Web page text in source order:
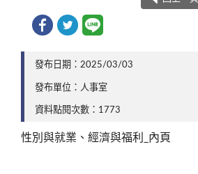
發布日期：2025/03/03
發布單位：人事室
資料點閱次數：1773
性別與就業、經濟與福利_內頁